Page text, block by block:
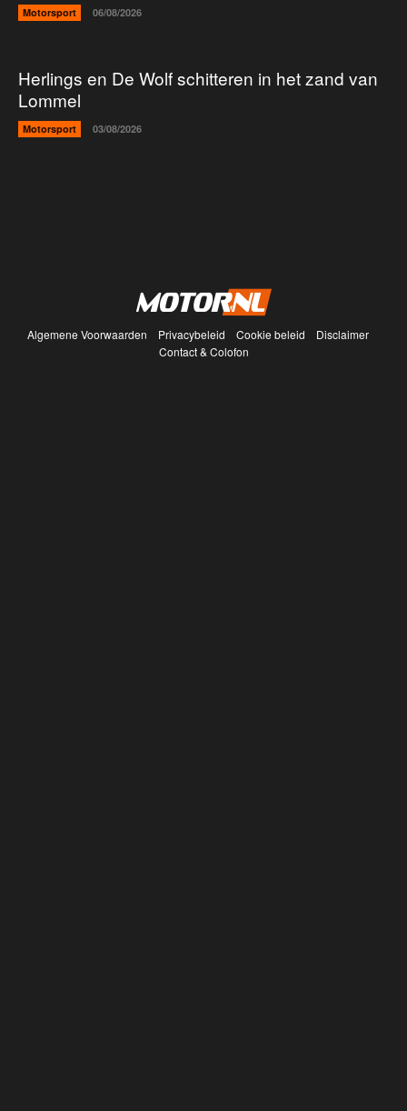
Motorsport 06/08/2026
Herlings en De Wolf schitteren in het zand van
Lommel
Motorsport 03/08/2026
Algemene Voorwaarden Privacybeleid Cookie beleid
Disclaimer
Contact & Colofon